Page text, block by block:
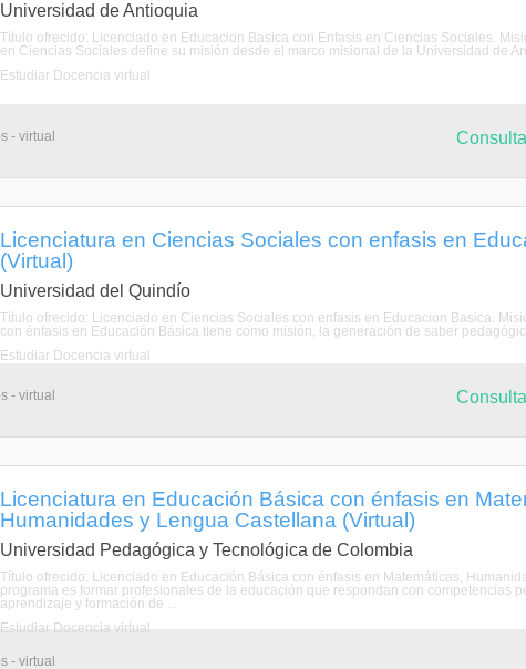
Universidad de Antioquia
Título ofrecido: Licenciado en Educacion Basica con Enfasis en Ciencias Sociales.
en Ciencias Sociales define su misión desde el marco misional de la Universidad de
Estudiar Docencia virtual
- virtual
Licenciatura en Ciencias Sociales con enfasis en
(Virtual)
Universidad del Quindío
Título ofrecido: Licenciado en Ciencias Sociales con enfasis en Educacion Basica.
con énfasis en Educación Básica tiene como misión, la generación de saber
Estudiar Docencia virtual
- virtual
Licenciatura en Educación Básica con énfasis en
Humanidades y Lengua Castellana (Virtual)
Universidad Pedagógica y Tecnológica de Colombia
Título ofrecido: Licenciado en Educación Básica con énfasis en Matemáticas,
programa es formar profesionales de la educación que respondan con competencias
aprendizaje y formación de ...
Estudiar Docencia virtual
- virtual